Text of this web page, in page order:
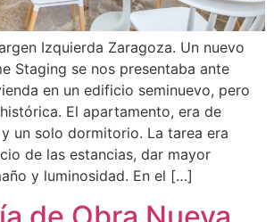
Izquierda Zaragoza. Un nuevo
Staging se nos presentaba ante
en un edificio seminuevo, pero
El apartamento, era de
un solo dormitorio. La tarea era
de las estancias, dar mayor
y luminosidad. En el […]